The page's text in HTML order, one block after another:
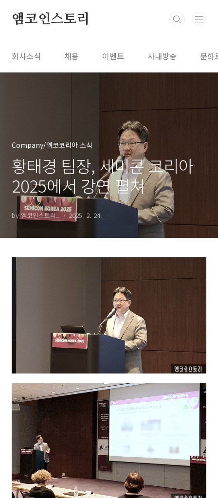
앰코인스토리
회사소식 채용 이벤트 사내방송 문화
Company/앰코코리아 소식
황태경 팀장, 세미콘 코리아
2025에서 강연 펼쳐
by 앰코인스토리.. 2025. 2. 24.